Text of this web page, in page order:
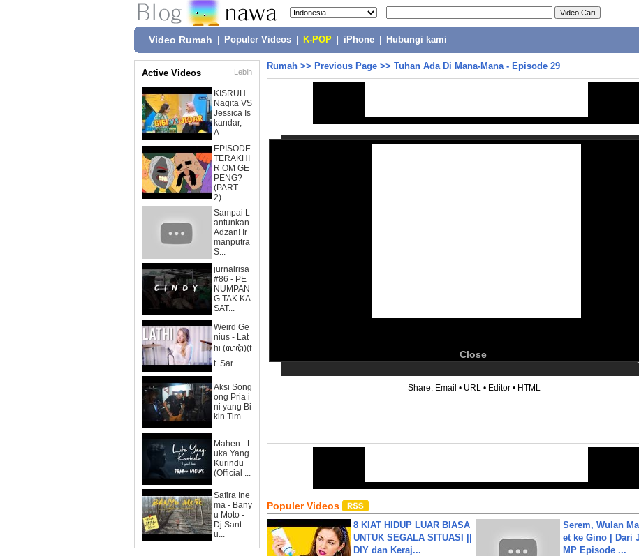
Video Rumah Populer Videos K-POP iPhone Hubungi kami
Active Videos Lebih
KISRUH
Nagita VS
Jessica Is
kandar,
A...
EPISODE
TERAKHI
R OM GE
PENG?
(PART
2)...
Sampai L
antunkan
Adzan! Ir
manputra
S...
jurnalrisa
#86 - PE
NUMPAN
G TAK KA
SAT...
Weird Ge
nius - Lat
hi (ꦭꦛꦶ)(f
t. Sar...
Aksi Song
ong Pria i
ni yang Bi
kin Tim...
Mahen - L
uka Yang
Kurindu
(Official ...
Safira Ine
ma - Bany
u Moto -
Dj Sant
u...
Rumah >> Previous Page >> Tuhan Ada Di Mana-Mana - Episode 29
Close
Share: Email • URL • Editor • HTML
Populer Videos
8 KIAT HIDUP LUAR BIASA
UNTUK SEGALA SITUASI ||
DIY dan Keraj...
Serem, Wulan
et ke Gino | Dari
MP Episode ...